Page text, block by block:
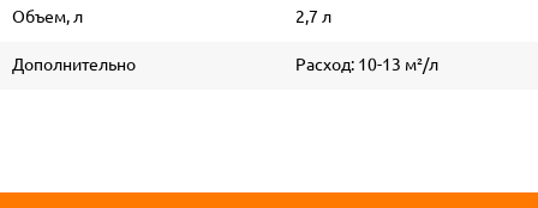
Объем, л 2,7 л
Дополнительно Расход: 10-13 м²/л